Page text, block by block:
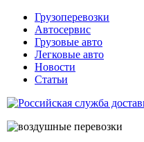
Грузоперевозки
Автосервис
Грузовые авто
Легковые авто
Новости
Статьи